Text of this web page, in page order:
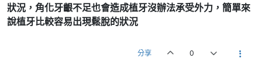
狀況，角化牙齦不足也會造成植牙沒辦法承受外力，簡單來
說植牙比較容易出現鬆脫的狀況
分享 0